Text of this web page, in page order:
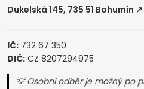
Dukelská 145, 735 51 Bohumín ↗
IČ: 732 67 350
DIČ: CZ 8207294975
💡 Osobní odběr je možný po